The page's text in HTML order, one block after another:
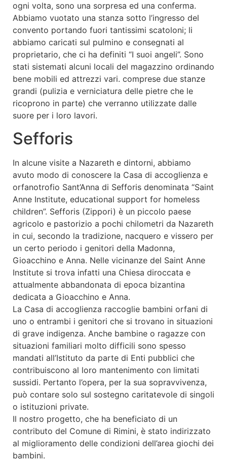
ogni volta, sono una sorpresa ed una conferma.
Abbiamo vuotato una stanza sotto l’ingresso del
convento portando fuori tantissimi scatoloni; li
abbiamo caricati sul pulmino e consegnati al
proprietario, che ci ha definiti “I suoi angeli”. Sono
stati sistemati alcuni locali del magazzino ordinando
bene mobili ed attrezzi vari. comprese due stanze
grandi (pulizia e verniciatura delle pietre che le
ricoprono in parte) che verranno utilizzate dalle
suore per i loro lavori.
Sefforis
In alcune visite a Nazareth e dintorni, abbiamo
avuto modo di conoscere la Casa di accoglienza e
orfanotrofio Sant’Anna di Sefforis denominata “Saint
Anne Institute, educational support for homeless
children”. Sefforis (Zippori) è un piccolo paese
agricolo e pastorizio a pochi chilometri da Nazareth
in cui, secondo la tradizione, nacquero e vissero per
un certo periodo i genitori della Madonna,
Gioacchino e Anna. Nelle vicinanze del Saint Anne
Institute si trova infatti una Chiesa diroccata e
attualmente abbandonata di epoca bizantina
dedicata a Gioacchino e Anna.
La Casa di accoglienza raccoglie bambini orfani di
uno o entrambi i genitori che si trovano in situazioni
di grave indigenza. Anche bambine o ragazze con
situazioni familiari molto difficili sono spesso
mandati all’Istituto da parte di Enti pubblici che
contribuiscono al loro mantenimento con limitati
sussidi. Pertanto l’opera, per la sua sopravvivenza,
può contare solo sul sostegno caritatevole di singoli
o istituzioni private.
Il nostro progetto, che ha beneficiato di un
contributo del Comune di Rimini, è stato indirizzato
al miglioramento delle condizioni dell’area giochi dei
bambini.